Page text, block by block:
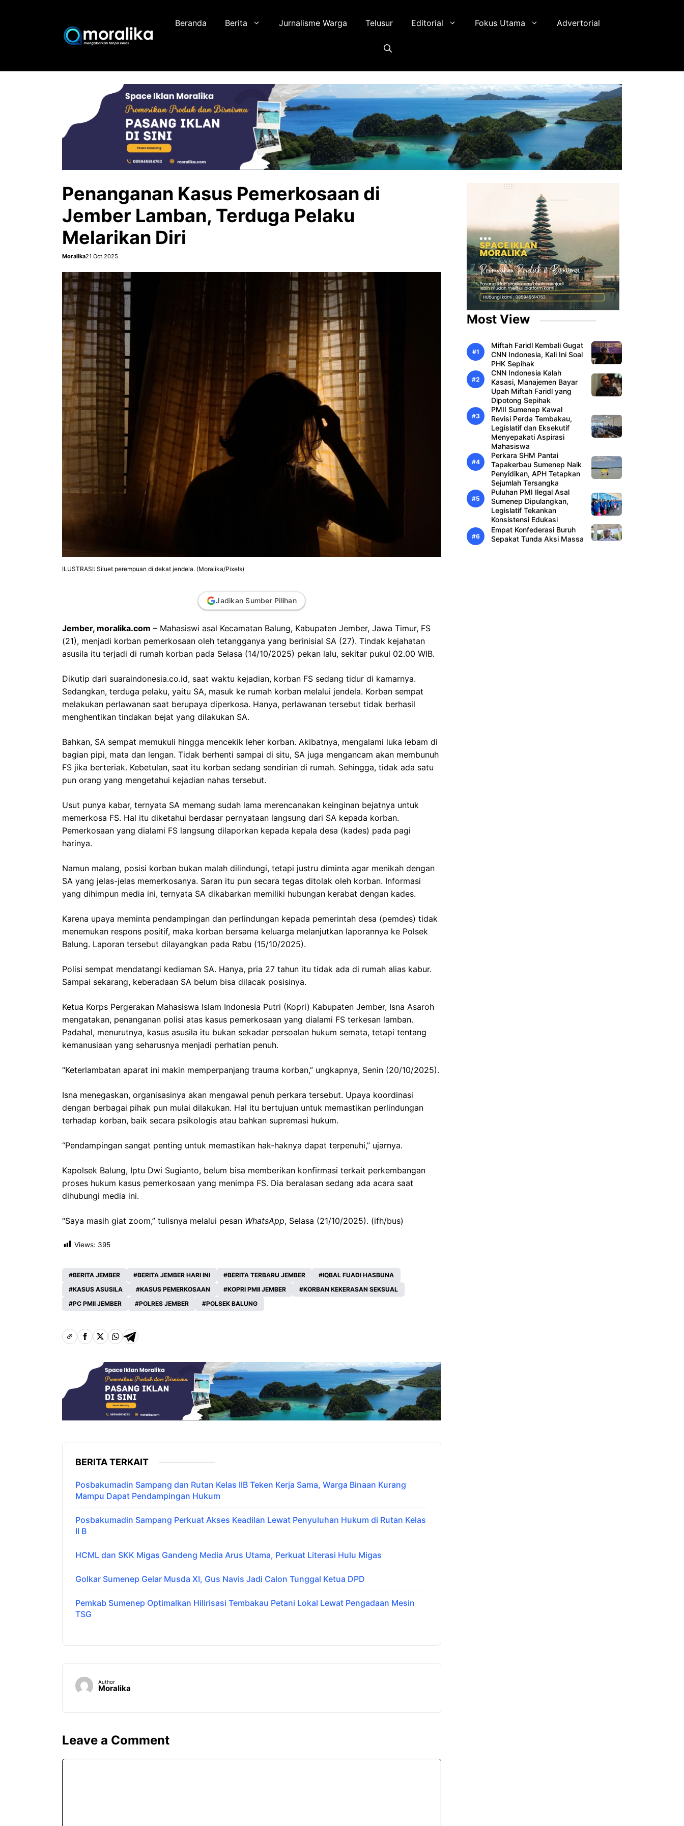
Beranda Berita Jurnalisme Warga Telusur Editorial Fokus Utama Advertorial
Penanganan Kasus Pemerkosaan di
Jember Lamban, Terduga Pelaku
Melarikan Diri
Moralika21 Oct 2025
ILUSTRASI: Siluet perempuan di dekat jendela. (Moralika/Pixels)
Jadikan Sumber Pilihan
Jember, moralika.com – Mahasiswi asal Kecamatan Balung, Kabupaten Jember, Jawa Timur, FS
(21), menjadi korban pemerkosaan oleh tetangganya yang berinisial SA (27). Tindak kejahatan
asusila itu terjadi di rumah korban pada Selasa (14/10/2025) pekan lalu, sekitar pukul 02.00 WIB.
Dikutip dari suaraindonesia.co.id, saat waktu kejadian, korban FS sedang tidur di kamarnya.
Sedangkan, terduga pelaku, yaitu SA, masuk ke rumah korban melalui jendela. Korban sempat
melakukan perlawanan saat berupaya diperkosa. Hanya, perlawanan tersebut tidak berhasil
menghentikan tindakan bejat yang dilakukan SA.
Bahkan, SA sempat memukuli hingga mencekik leher korban. Akibatnya, mengalami luka lebam di
bagian pipi, mata dan lengan. Tidak berhenti sampai di situ, SA juga mengancam akan membunuh
FS jika berteriak. Kebetulan, saat itu korban sedang sendirian di rumah. Sehingga, tidak ada satu
pun orang yang mengetahui kejadian nahas tersebut.
Usut punya kabar, ternyata SA memang sudah lama merencanakan keinginan bejatnya untuk
memerkosa FS. Hal itu diketahui berdasar pernyataan langsung dari SA kepada korban.
Pemerkosaan yang dialami FS langsung dilaporkan kepada kepala desa (kades) pada pagi
harinya.
Namun malang, posisi korban bukan malah dilindungi, tetapi justru diminta agar menikah dengan
SA yang jelas-jelas memerkosanya. Saran itu pun secara tegas ditolak oleh korban. Informasi
yang dihimpun media ini, ternyata SA dikabarkan memiliki hubungan kerabat dengan kades.
Karena upaya meminta pendampingan dan perlindungan kepada pemerintah desa (pemdes) tidak
menemukan respons positif, maka korban bersama keluarga melanjutkan laporannya ke Polsek
Balung. Laporan tersebut dilayangkan pada Rabu (15/10/2025).
Polisi sempat mendatangi kediaman SA. Hanya, pria 27 tahun itu tidak ada di rumah alias kabur.
Sampai sekarang, keberadaan SA belum bisa dilacak posisinya.
Ketua Korps Pergerakan Mahasiswa Islam Indonesia Putri (Kopri) Kabupaten Jember, Isna Asaroh
mengatakan, penanganan polisi atas kasus pemerkosaan yang dialami FS terkesan lamban.
Padahal, menurutnya, kasus asusila itu bukan sekadar persoalan hukum semata, tetapi tentang
kemanusiaan yang seharusnya menjadi perhatian penuh.
“Keterlambatan aparat ini makin memperpanjang trauma korban,” ungkapnya, Senin (20/10/2025).
Isna menegaskan, organisasinya akan mengawal penuh perkara tersebut. Upaya koordinasi
dengan berbagai pihak pun mulai dilakukan. Hal itu bertujuan untuk memastikan perlindungan
terhadap korban, baik secara psikologis atau bahkan supremasi hukum.
“Pendampingan sangat penting untuk memastikan hak-haknya dapat terpenuhi,” ujarnya.
Kapolsek Balung, Iptu Dwi Sugianto, belum bisa memberikan konfirmasi terkait perkembangan
proses hukum kasus pemerkosaan yang menimpa FS. Dia beralasan sedang ada acara saat
dihubungi media ini.
“Saya masih giat zoom,” tulisnya melalui pesan WhatsApp, Selasa (21/10/2025). (ifh/bus)
Views: 395
BERITA JEMBER BERITA JEMBER HARI INI BERITA TERBARU JEMBER
IQBAL FUADI HASBUNA
KASUS ASUSILA
KASUS PEMERKOSAAN KOPRI PMII JEMBER
KORBAN KEKERASAN SEKSUAL
PC PMII JEMBER
POLRES JEMBER POLSEK BALUNG
BERITA TERKAIT
Posbakumadin Sampang dan Rutan Kelas IIB Teken Kerja Sama, Warga Binaan Kurang
Mampu Dapat Pendampingan Hukum
Posbakumadin Sampang Perkuat Akses Keadilan Lewat Penyuluhan Hukum di Rutan Kelas
II B
HCML dan SKK Migas Gandeng Media Arus Utama, Perkuat Literasi Hulu Migas
Golkar Sumenep Gelar Musda XI, Gus Navis Jadi Calon Tunggal Ketua DPD
Pemkab Sumenep Optimalkan Hilirisasi Tembakau Petani Lokal Lewat Pengadaan Mesin
TSG
Author
Moralika
Leave a Comment
Most View
Miftah Faridl Kembali Gugat
CNN Indonesia, Kali Ini Soal
PHK Sepihak
CNN Indonesia Kalah
Kasasi, Manajemen Bayar
Upah Miftah Faridl yang
Dipotong Sepihak
PMII Sumenep Kawal
Revisi Perda Tembakau,
Legislatif dan Eksekutif
Menyepakati Aspirasi
Mahasiswa
Perkara SHM Pantai
Tapakerbau Sumenep Naik
Penyidikan, APH Tetapkan
Sejumlah Tersangka
Puluhan PMI Ilegal Asal
Sumenep Dipulangkan,
Legislatif Tekankan
Konsistensi Edukasi
Empat Konfederasi Buruh
Sepakat Tunda Aksi Massa